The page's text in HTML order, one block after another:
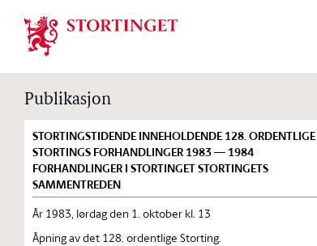
Stortinget.no
Publikasjon
STORTINGSTIDENDE INNEHOLDENDE 128. ORDENTLIGE
STORTINGS FORHANDLINGER 1983 — 1984
FORHANDLINGER I STORTINGET STORTINGETS
SAMMENTREDEN
År 1983, lørdag den 1. oktober kl. 13
Åpning av det 128. ordentlige Storting.